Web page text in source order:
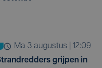
ma 3 augustus | 12:09
grijpen in